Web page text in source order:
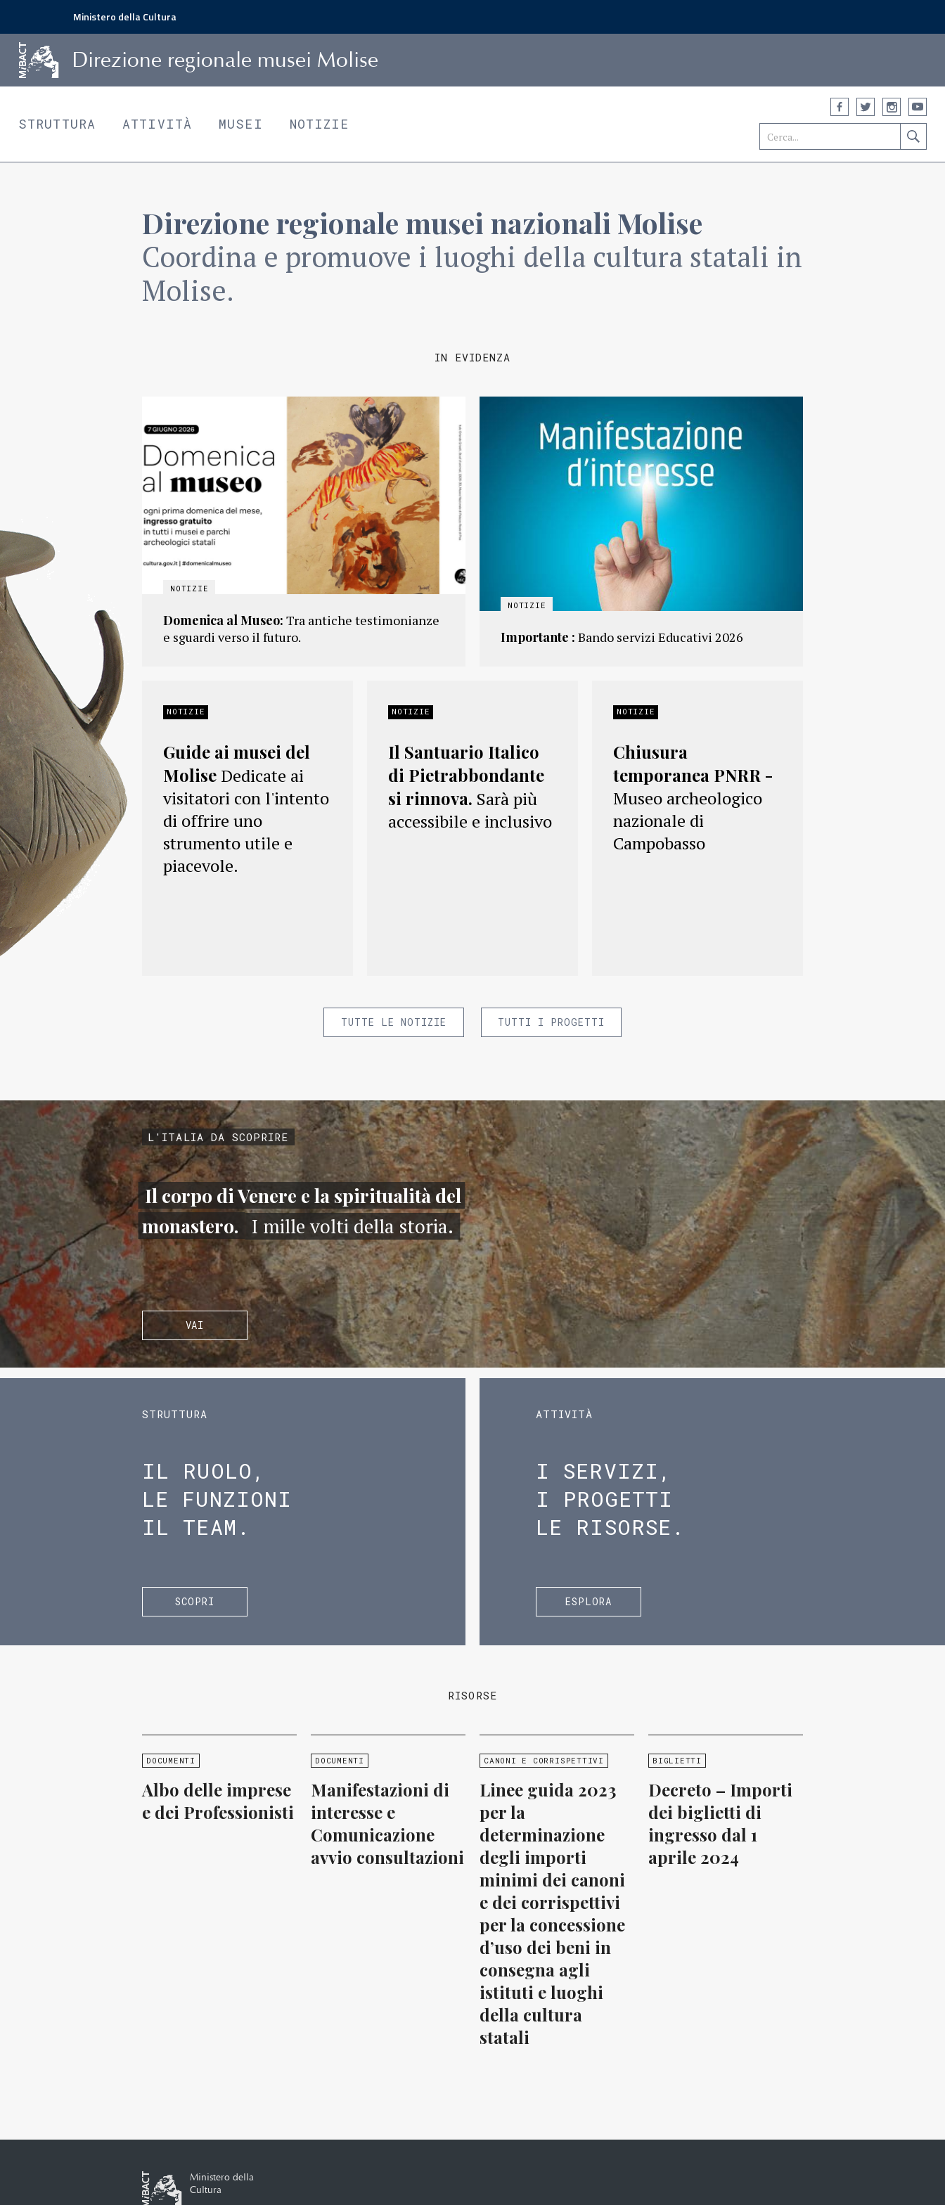
Ministero della Cultura
Direzione regionale musei Molise
STRUTTURA ATTIVITÀ MUSEI NOTIZIE
Direzione regionale musei nazionali Molise
Coordina e promuove i luoghi della cultura statali in
Molise.
IN EVIDENZA
Domenica al Museo: Tra antiche testimonianze
e sguardi verso il futuro.
Importante : Bando servizi Educativi 2026
NOTIZIE
Guide ai musei del
Molise Dedicate ai
visitatori con l'intento
di offrire uno
strumento utile e
piacevole.
NOTIZIE
Il Santuario Italico
di Pietrabbondante
si rinnova. Sarà più
accessibile e inclusivo
NOTIZIE
Chiusura
temporanea PNRR -
Museo archeologico
nazionale di
Campobasso
TUTTE LE NOTIZIE TUTTI I PROGETTI
L'ITALIA DA SCOPRIRE
Il corpo di Venere e la spiritualità del
monastero. I mille volti della storia.
VAI
STRUTTURA
IL RUOLO,
LE FUNZIONI
IL TEAM.
SCOPRI
ATTIVITÀ
I SERVIZI,
I PROGETTI
LE RISORSE.
ESPLORA
RISORSE
DOCUMENTI
Albo delle imprese
e dei Professionisti
DOCUMENTI
Manifestazioni di
interesse e
Comunicazione
avvio consultazioni
CANONI E CORRISPETTIVI
Linee guida 2023
per la
determinazione
degli importi
minimi dei canoni
e dei corrispettivi
per la concessione
d’uso dei beni in
consegna agli
istituti e luoghi
della cultura
statali
BIGLIETTI
Decreto – Importi
dei biglietti di
ingresso dal 1
aprile 2024
Ministero della
Cultura